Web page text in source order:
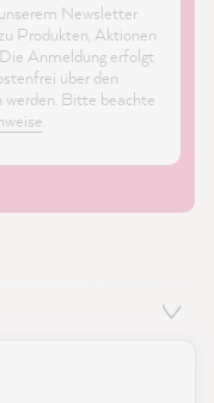
Newsletter
Produkten, Aktionen
Anmeldung erfolgt
über den
Bitte beachte
.